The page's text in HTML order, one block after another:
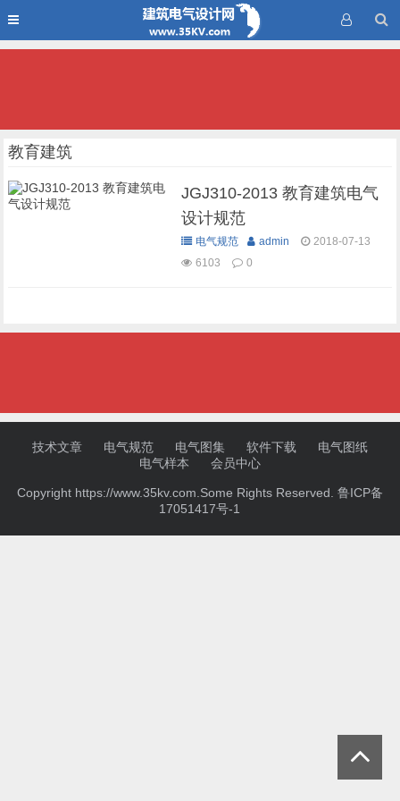
教育建筑
JGJ310-2013 教育建筑电气
设计规范
电气规范 admin
2018-07-13
6103
0
技术文章 电气规范 电气图集 软件下载
电气图纸
电气样本
会员中心
Copyright https://www.35kv.com.Some Rights Reserved. 鲁ICP备
17051417号-1